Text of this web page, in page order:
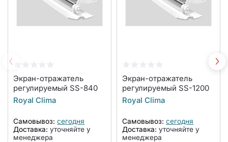
Экран-отражатель
регулируемый SS-840
Royal Clima
Самовывоз: сегодня
Доставка: уточняйте у
менеджера
Экран-отражатель
регулируемый SS-1200
Royal Clima
Самовывоз: сегодня
Доставка: уточняйте у
менеджера